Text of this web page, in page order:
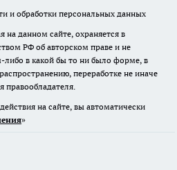
и обработки персональных данных
данном сайте, охраняется в
РФ об авторском праве и не
в какой бы то ни было форме, в
переработке не иначе
правообладателя.
на сайте, вы автоматически
»